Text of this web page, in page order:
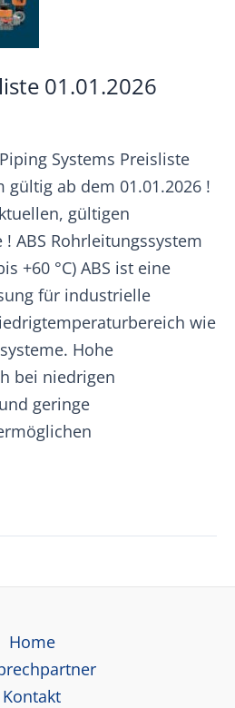
01.01.2026
Systems Preisliste
ab dem 01.01.2026 !
gültigen
ABS Rohrleitungssystem
+60 °C) ABS ist eine
für industrielle
wie
Hohe
bei niedrigen
geringe
Home
Kontakt